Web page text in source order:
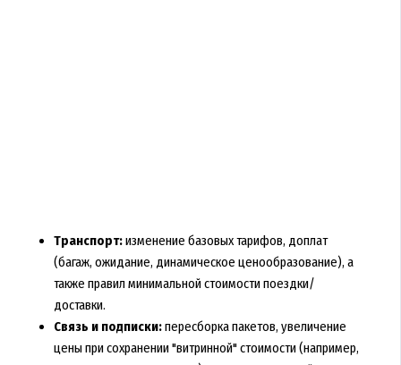
Транспорт:изменение базовых тарифов, доплат
(багаж, ожидание, динамическое ценообразование), а
также правил минимальной стоимости поездки/
доставки.
Связь и подписки:пересборка пакетов, увеличение
цены при сохранении "витринной" стоимости (например,